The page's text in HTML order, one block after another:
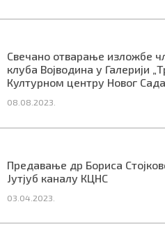
Свечано отварање изложбе
клуба Војводина у Галерији
Културном центру Новог Сада
08.08.2023.
Предавање др Бориса
Јутјуб каналу КЦНС
03.04.2023.